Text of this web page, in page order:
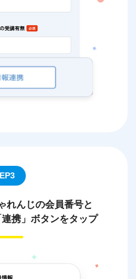
れんじの会員番号と
携」ボタンをタップ